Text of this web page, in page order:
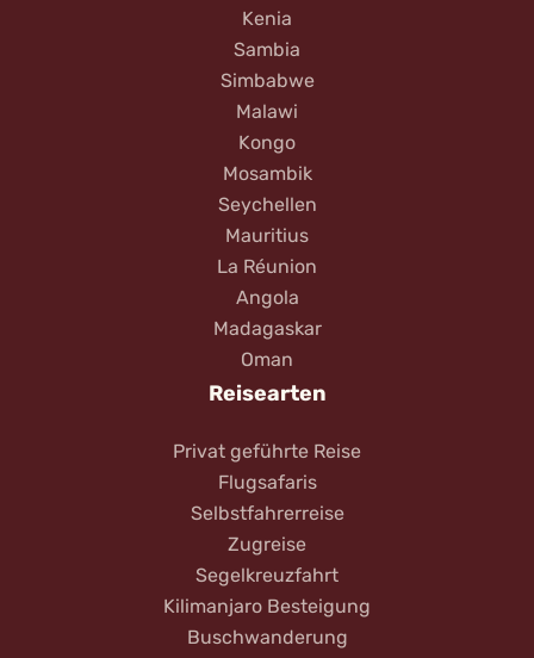
Kenia
Sambia
Simbabwe
Malawi
Kongo
Mosambik
Seychellen
Mauritius
La Réunion
Angola
Madagaskar
Oman
Reisearten
Privat geführte Reise
Flugsafaris
Selbstfahrerreise
Zugreise
Segelkreuzfahrt
Kilimanjaro Besteigung
Buschwanderung